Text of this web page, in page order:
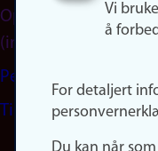
Oppdater samtykke
(informasjonskapsler)
Personvern
Vi
å
For detaljert